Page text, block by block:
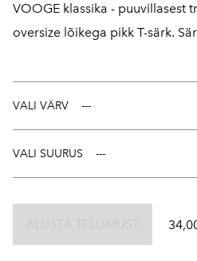
VOOGE klassika - puuvillasest
oversize lõikega pikk T-särk.
VALI VÄRV
VALI SUURUS